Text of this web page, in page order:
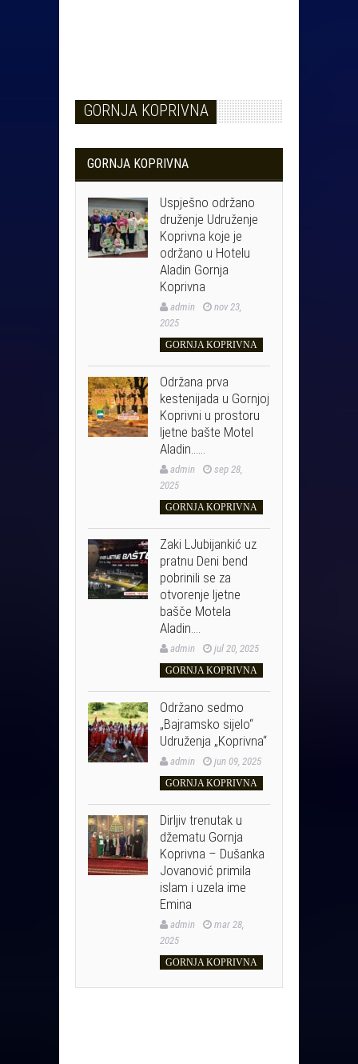
GORNJA KOPRIVNA
GORNJA KOPRIVNA
Uspješno održano
druženje Udruženje
Koprivna koje je
održano u Hotelu
Aladin Gornja
Koprivna
admin
nov 23,
2025
GORNJA KOPRIVNA
Održana prva
kestenijada u Gornjoj
Koprivni u prostoru
ljetne bašte Motel
Aladin……
admin
sep 28,
2025
GORNJA KOPRIVNA
Zaki LJubijankić uz
pratnu Deni bend
pobrinili se za
otvorenje ljetne
bašče Motela
Aladin….
admin jul 20, 2025
GORNJA KOPRIVNA
Održano sedmo
„Bajramsko sijelo“
Udruženja „Koprivna“
admin jun 09, 2025
GORNJA KOPRIVNA
Dirljiv trenutak u
džematu Gornja
Koprivna – Dušanka
Jovanović primila
islam i uzela ime
Emina
admin
mar 28,
2025
GORNJA KOPRIVNA